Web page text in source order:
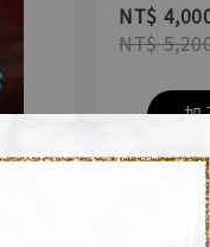
NT$
NT$
加